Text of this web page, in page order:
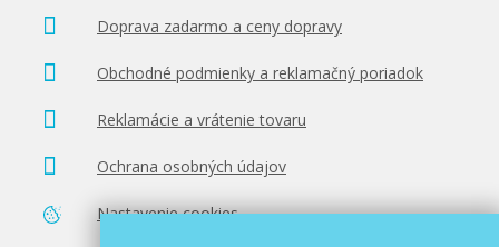
Doprava zadarmo a ceny dopravy
Obchodné podmienky a reklamačný poriadok
Reklamácie a vrátenie tovaru
Ochrana osobných údajov
Nastavenie cookies